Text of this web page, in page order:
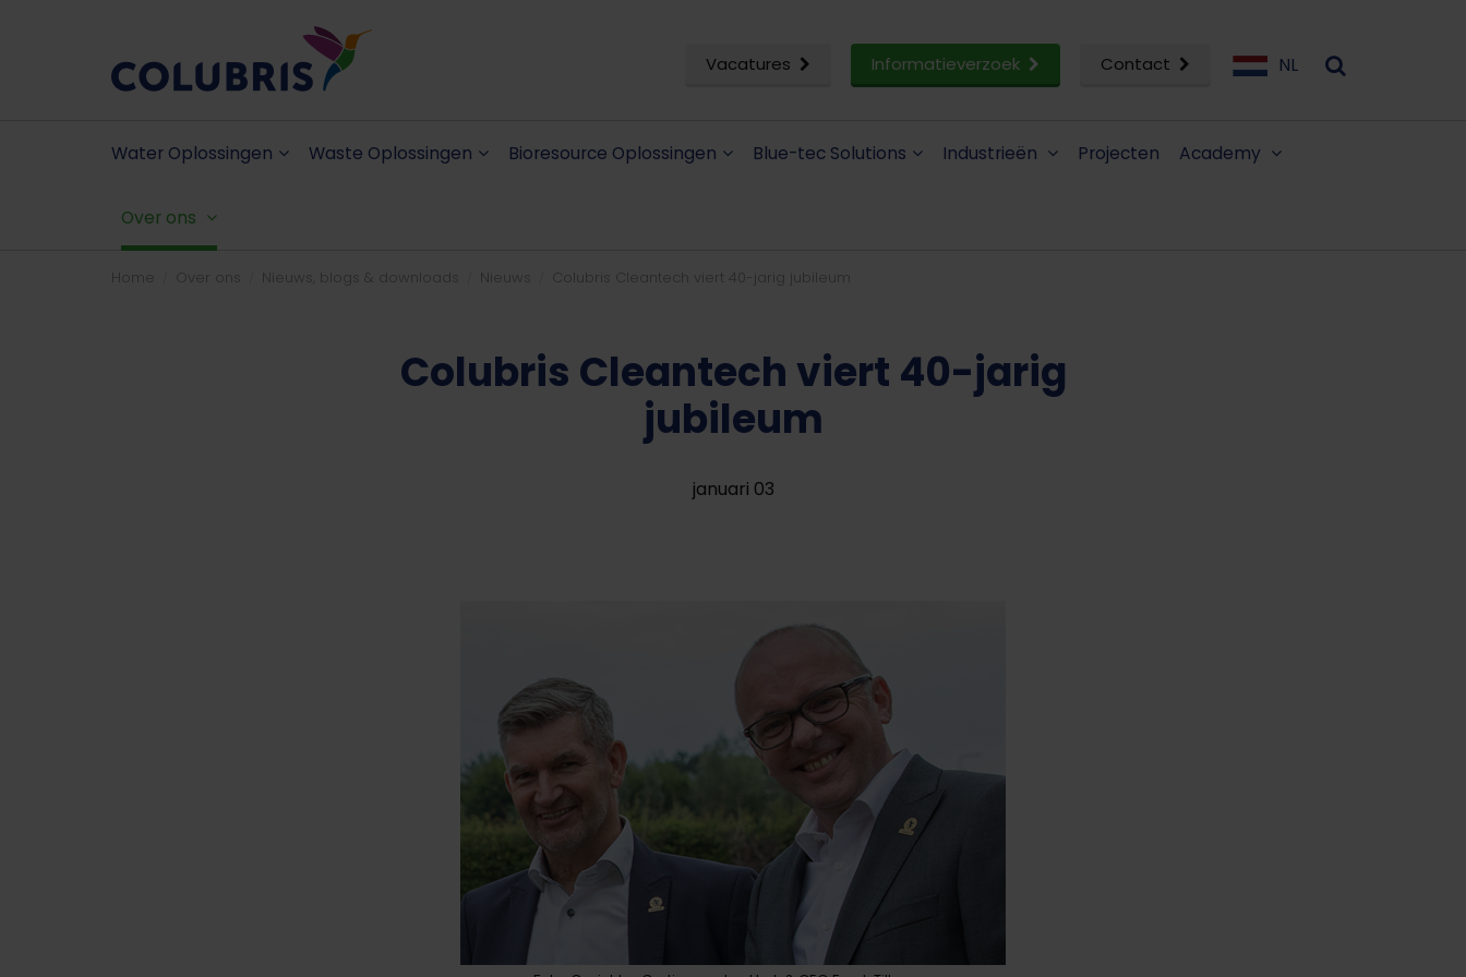
Vacatures Informatieverzoek Contact NL
Water Oplossingen Waste Oplossingen Bioresource Oplossingen Blue-tec Solutions Industrieën Projecten Academy
Over ons
Home Over ons Nieuws, blogs & downloads Nieuws Colubris Cleantech viert 40-jarig jubileum
Colubris Cleantech viert 40-jarig
jubileum
januari 03